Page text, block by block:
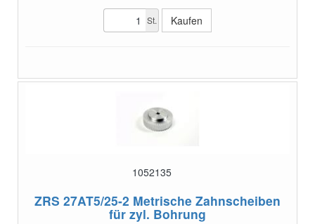
St.
1052135
ZRS 27AT5/25-2 Metrische Zahnscheiben
für zyl. Bohrung